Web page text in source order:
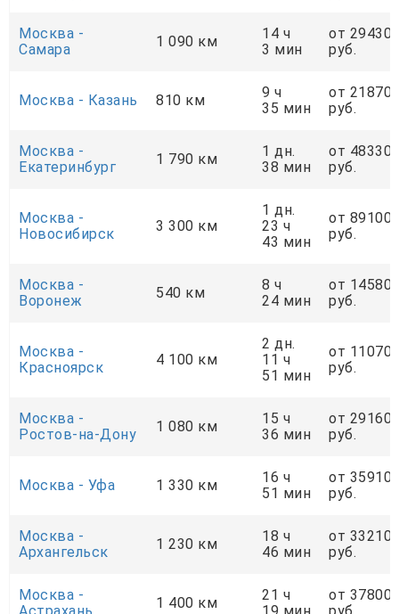
Москва -
Самара
1 090 км
14 ч
3 мин
от 29430
руб.
Москва - Казань 810 км
9 ч
35 мин
от 21870
руб.
Москва -
Екатеринбург
1 790 км
1 дн.
38 мин
от 48330
руб.
Москва -
Новосибирск
3 300 км
1 дн.
23 ч
43 мин
от 89100
руб.
Москва -
Воронеж
540 км
8 ч
24 мин
от 14580
руб.
Москва -
Красноярск
4 100 км
2 дн.
11 ч
51 мин
от
руб.
Москва -
Ростов-на-Дону
1 080 км
15 ч
36 мин
от 29160
руб.
Москва - Уфа 1 330 км
16 ч
51 мин
от 35910
руб.
Москва -
Архангельск
1 230 км
18 ч
46 мин
от 33210
руб.
Москва -
1 400 км
21 ч
от 37800